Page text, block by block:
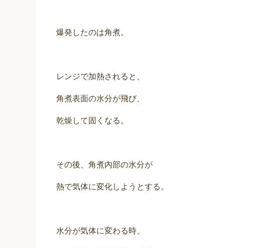
爆発したのは角煮。
レンジで加熱されると、
角煮表面の水分が飛び、
乾燥して固くなる。
その後、角煮内部の水分が
熱で気体に変化しようとする。
水分が気体に変わる時、